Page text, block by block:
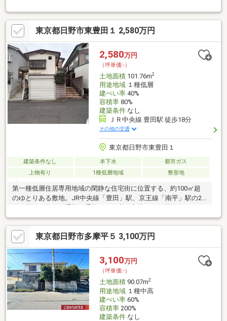
建物のボリュームや位置を見ながらプランニングが可能です。■
隣家はすでに建築済のため、実際の陽当りや窓の位置を確認でき
ます。■旗竿地のため、人目が気になりにくいです。■周辺は閑静
な住宅街。落ち着いた暮らしが叶います。■公園が近く、緑豊か
な住環境です。・旭が丘北公園まで５０ｍ（徒歩１分）■買い物
が便利な立地です。・コープ高倉店まで３６０ｍ（徒歩５分）・
イオンモール多摩平の森まで１４３０ｍ（徒歩１８分）
東京都日野市東豊田１ 2,580万円
2,580万円
（坪単価:-）
土地面積101.76m2
用途地域１種低層
建ぺい率40%
容積率80%
建築条件なし
ＪＲ中央線 豊田駅 徒歩18分
その他の交通
東京都日野市東豊田１
建築条件なし 本下水
都市ガス
上物有り
1種低層地域 整形地
第一種低層住居専用地域の閑静な住宅街に位置する、約100㎡超
のゆとりある敷地。JR中央線「豊田」駅、京王線「南平」駅の2
パーアルプスや角上魚類、イオンモール多摩平の森などの生活利
便施設が揃い、日々の買い物にも困りません。豊田小学校約
500m、七生中学校約550mと教育施設も徒歩圏内で、子育て環境
も良好です。公園も近く、落ち着いた住環境の中でゆったりと暮
らせます。
東京都日野市多摩平５ 3,100万円
3,100万円
（坪単価:-）
土地面積90.07m2
用途地域１種中高
建ぺい率60%
容積率200%
建築条件なし